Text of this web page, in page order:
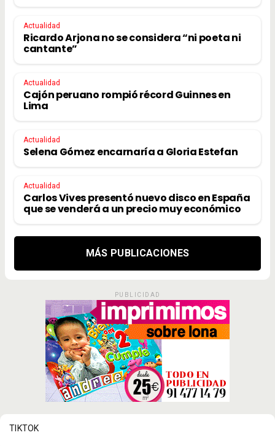
Actualidad
Ricardo Arjona no se considera “ni poeta ni
cantante”
Actualidad
Cajón peruano rompió récord Guinnes en
Lima
Actualidad
Selena Gómez encarnaría a Gloria Estefan
Actualidad
Carlos Vives presentó nuevo disco en España
que se venderá a un precio muy económico
MÁS PUBLICACIONES
PUBLICIDAD
TIKTOK